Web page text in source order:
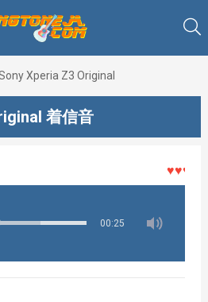
Xperia Z3 Original
着信音
♥♥♥着メ
00:25